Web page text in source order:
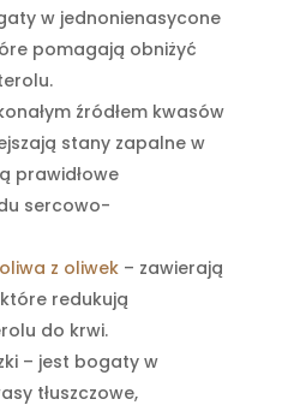
w jednonienasycone
pomagają obniżyć
źródłem kwasów
stany zapalne w
prawidłowe
sercowo-
oliwa z oliwek– zawierają
redukują
do krwi.
– jest bogaty w
tłuszczowe,